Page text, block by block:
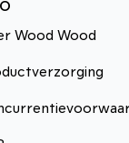
Wood Wood